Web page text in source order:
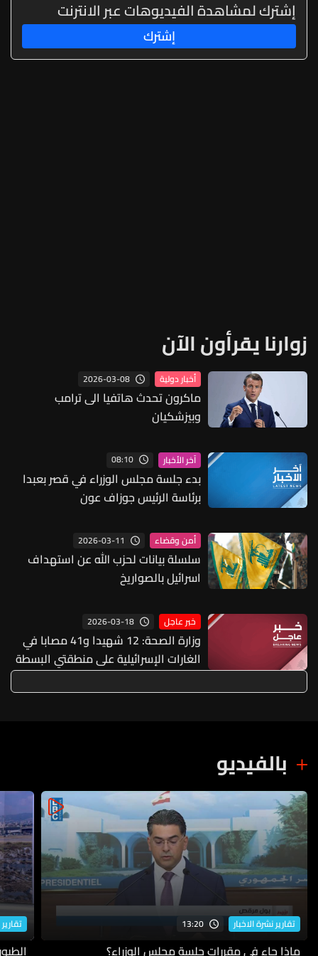
إشترك لمشاهدة الفيديوهات عبر الانترنت
إشترك
زوارنا يقرأون الآن
أخبار دولية 2026-03-08
ماكرون تحدث هاتفيا الى ترامب
وبيزشكيان
آخر الأخبار 08:10
بدء جلسة مجلس الوزراء في قصر بعبدا
برئاسة الرئيس جوزاف عون
أمن وقضاء 2026-03-11
سلسلة بيانات لحزب الله عن استهداف
اسرائيل بالصواريخ
خبر عاجل 2026-03-18
وزارة الصحة: 12 شهيدا و41 مصابا في
الغارات الإسرائيلية على منطقتي البسطة
وزقاق البلاط في بيروت
بالفيديو
تقارير نشرة الاخبار 13:20
ماذا جاء في مقررات جلسة مجلس الوزراء؟